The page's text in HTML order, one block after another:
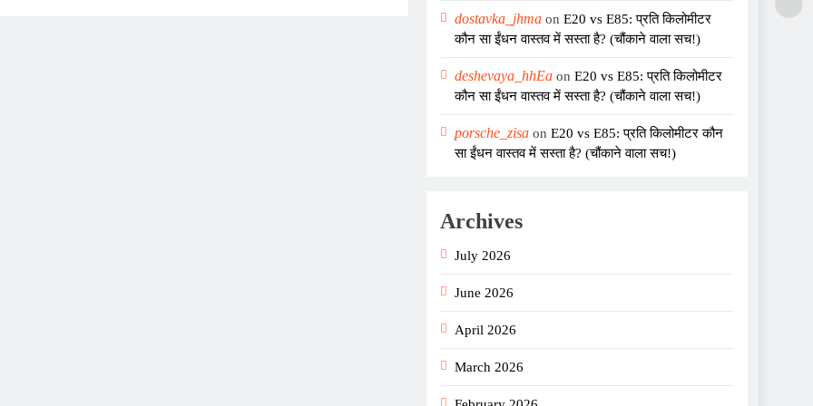
dostavka_jhma on E20 vs E85: प्रति किलोमीटर
कौन सा ईंधन वास्तव में सस्ता है? (चौंकाने वाला सच!)
deshevaya_hhEa on E20 vs E85: प्रति किलोमीटर
कौन सा ईंधन वास्तव में सस्ता है? (चौंकाने वाला सच!)
porsche_zisa on E20 vs E85: प्रति किलोमीटर कौन
सा ईंधन वास्तव में सस्ता है? (चौंकाने वाला सच!)
Archives
July 2026
June 2026
April 2026
March 2026